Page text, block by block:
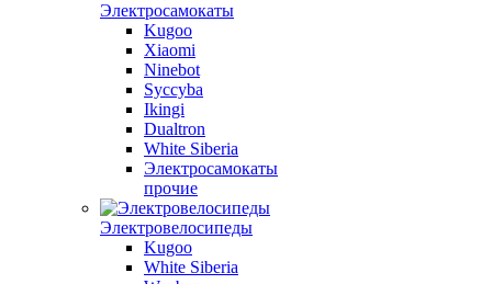
Электросамокаты
Kugoo
Xiaomi
Ninebot
Syccyba
Ikingi
Dualtron
White Siberia
Электросамокаты
прочие
Электровелосипеды
Kugoo
White Siberia